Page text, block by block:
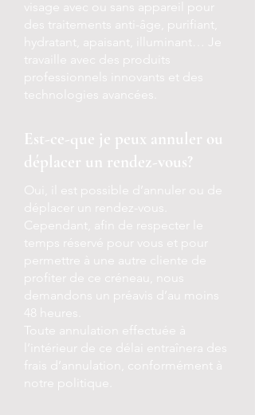
visage avec ou sans appareil pour
des traitements anti-âge, purifiant,
hydratant, apaisant, illuminant… Je
travaille avec des produits
professionnels innovants et des
technologies avancées.
Est-ce-que je peux annuler ou
déplacer un rendez-vous?
Oui, il est possible d’annuler ou de
déplacer un rendez-vous.
Cependant, afin de respecter le
temps réservé pour vous et pour
permettre à une autre cliente de
profiter de ce créneau, nous
demandons un préavis d’au moins
48 heures.
Toute annulation effectuée à
l’intérieur de ce délai entraînera des
frais d’annulation, conformément à
notre politique.